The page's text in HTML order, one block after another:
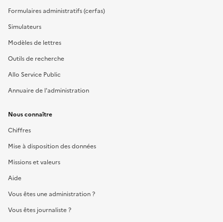
Formulaires administratifs (cerfas)
Simulateurs
Modèles de lettres
Outils de recherche
Allo Service Public
Annuaire de l'administration
Nous connaître
Chiffres
Mise à disposition des données
Missions et valeurs
Aide
Vous êtes une administration ?
Vous êtes journaliste ?